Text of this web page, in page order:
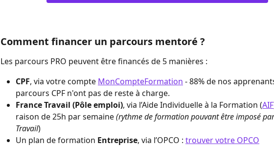
Comment financer un parcours mentoré ?
Les parcours PRO peuvent être financés de 5 manières :
CPF, via votre compte MonCompteFormation - 88% de nos
parcours CPF n'ont pas de reste à charge.
France Travail (Pôle emploi), via l’Aide Individuelle à la Formation (AIF
raison de 25h par semaine (rythme de formation pouvant être imposé
Travail)
Un plan de formation Entreprise, via l’OPCO : trouver votre OPCO